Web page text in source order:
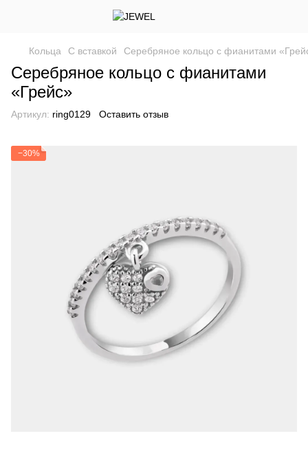
Кольца С вставкой Серебряное кольцо с фианитами
Серебряное кольцо с фианитами
«Грейс»
Артикул: ring0129 Оставить отзыв
−30%